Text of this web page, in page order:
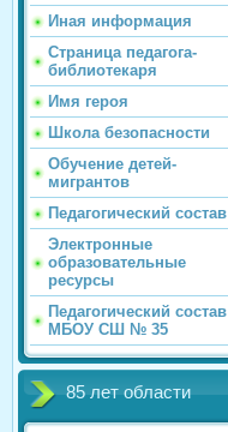
Иная информация
Страница педагога-
библиотекаря
Имя героя
Школа безопасности
Обучение детей-
мигрантов
Педагогический состав
Электронные
образовательные
ресурсы
Педагогический состав
МБОУ СШ № 35
85 лет области